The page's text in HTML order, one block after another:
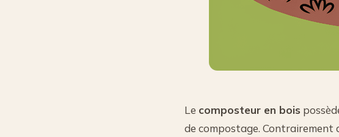
Le composteur en bois
de compostage.